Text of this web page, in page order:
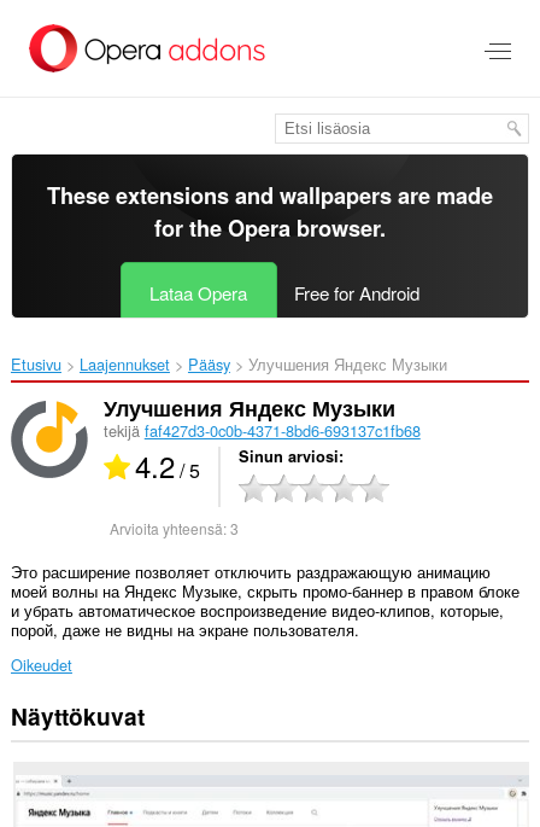
pääsisältöön
These extensions and wallpapers are made
for theOpera browser.
Lataa Opera Free for Android
Etusivu Laajennukset Pääsy Улучшения Яндекс Музыки‎
Улучшения Яндекс Музыки
tekijä faf427d3-0c0b-4371-8bd6-693137c1fb68
4.2/ 5 Sinun arviosi
Arvioita yhteensä:3
Это расширение позволяет отключить раздражающую анимацию
моей волны на Яндекс Музыке, скрыть промо-баннер в правом блоке
и убрать автоматическое воспроизведение видео-клипов, которые,
порой, даже не видны на экране пользователя.
Oikeudet
Laajennuksella
on
tietoihisi
joissakin
verkkosivustoissa.
Näyttökuvat